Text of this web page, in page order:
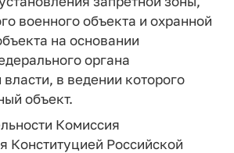
военного объекта и охранной
на основании
органа
в ведении которого
объект.
Комиссия
Конституцией Российской